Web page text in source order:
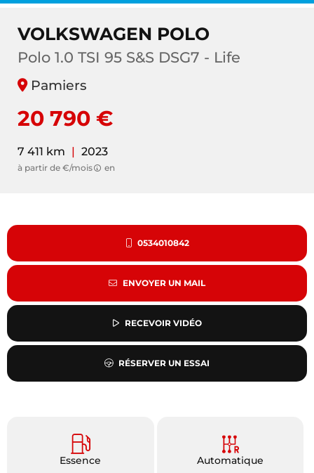
VOLKSWAGEN POLO
Polo 1.0 TSI 95 S&S DSG7 - Life
Pamiers
20 790 €
7 411 km | 2023
à partir de €/mois en
0534010842
ENVOYER UN MAIL
RECEVOIR VIDÉO
RÉSERVER UN ESSAI
Essence Automatique